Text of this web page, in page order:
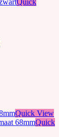
Quick
Quick View
Quick